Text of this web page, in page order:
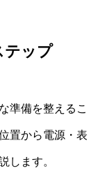
テップ
準備を整えるこ
置から電源・表
します。